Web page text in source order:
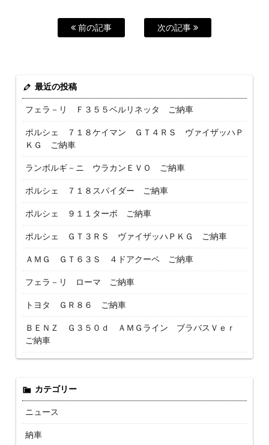
前の記事 次の記事
最近の投稿
フェラ－リ Ｆ３５５ベルリネッタ ご納車
ポルシェ ７１８ケイマン ＧＴ４ＲＳ ヴァイザッハＰ
ＫＧ ご納車
ランボルギ－ニ ウラカンＥＶＯ ご納車
ポルシェ ７１８スパイダー ご納車
ポルシェ ９１１ターボ ご納車
ポルシェ ＧＴ３ＲＳ ヴァイザッハＰＫＧ ご納車
ＡＭＧ ＧＴ６３Ｓ ４ドアクーペ ご納車
フェラ－リ ローマ ご納車
トヨタ ＧＲ８６ ご納車
ＢＥＮＺ Ｇ３５０ｄ ＡＭＧライン ブラバスＶｅｒ
ご納車
カテゴリー
ニュース
納車